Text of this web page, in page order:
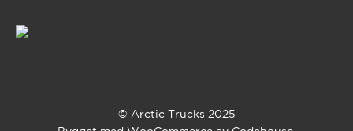
© Arctic Trucks 2025